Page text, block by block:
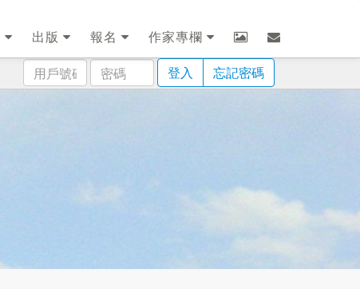
出版 報名
作家專欄
用
戶
密
碼
登入 忘記密碼